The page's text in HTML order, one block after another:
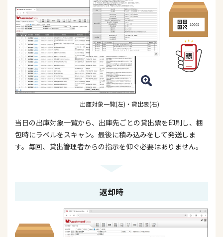
出庫対象一覧(左)・貸出表(右)
当日の出庫対象一覧から、出庫先ごとの貸出票を印刷し、梱
包時にラベルをスキャン。最後に積み込みをして発送しま
す。毎回、貸出管理者からの指示を仰ぐ必要はありません。
返却時